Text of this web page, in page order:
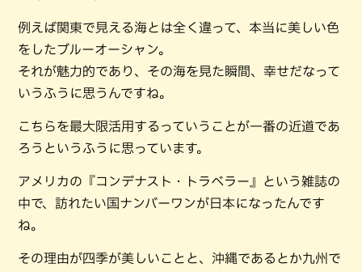
例えば関東で見える海とは全く違って、本当に美しい色
をしたブルーオーシャン。
それが魅力的であり、その海を見た瞬間、幸せだなって
いうふうに思うんですね。
こちらを最大限活用するっていうことが一番の近道であ
ろうというふうに思っています。
アメリカの『コンデナスト・トラベラー』という雑誌の
中で、訪れたい国ナンバーワンが日本になったんです
ね。
その理由が四季が美しいことと、沖縄であるとか九州で